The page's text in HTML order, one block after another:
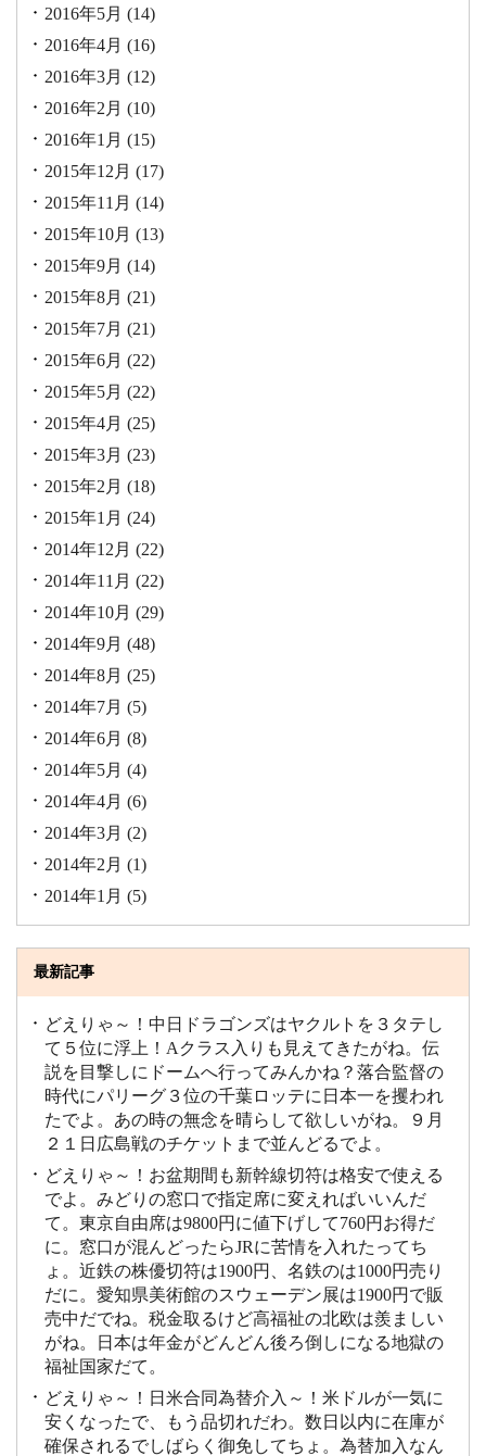
2016年5月 (14)
2016年4月 (16)
2016年3月 (12)
2016年2月 (10)
2016年1月 (15)
2015年12月 (17)
2015年11月 (14)
2015年10月 (13)
2015年9月 (14)
2015年8月 (21)
2015年7月 (21)
2015年6月 (22)
2015年5月 (22)
2015年4月 (25)
2015年3月 (23)
2015年2月 (18)
2015年1月 (24)
2014年12月 (22)
2014年11月 (22)
2014年10月 (29)
2014年9月 (48)
2014年8月 (25)
2014年7月 (5)
2014年6月 (8)
2014年5月 (4)
2014年4月 (6)
2014年3月 (2)
2014年2月 (1)
2014年1月 (5)
最新記事
どえりゃ～！中日ドラゴンズはヤクルトを３タテし
て５位に浮上！Aクラス入りも見えてきたがね。伝
説を目撃しにドームへ行ってみんかね？落合監督の
時代にパリーグ３位の千葉ロッテに日本一を攫われ
たでよ。あの時の無念を晴らして欲しいがね。９月
２１日広島戦のチケットまで並んどるでよ。
どえりゃ～！お盆期間も新幹線切符は格安で使える
でよ。みどりの窓口で指定席に変えればいいんだ
て。東京自由席は9800円に値下げして760円お得だ
に。窓口が混んどったらJRに苦情を入れたってち
ょ。近鉄の株優切符は1900円、名鉄のは1000円売り
だに。愛知県美術館のスウェーデン展は1900円で販
売中だでね。税金取るけど高福祉の北欧は羨ましい
がね。日本は年金がどんどん後ろ倒しになる地獄の
福祉国家だて。
どえりゃ～！日米合同為替介入～！米ドルが一気に
安くなったで、もう品切れだわ。数日以内に在庫が
確保されるでしばらく御免してちょ。為替加入なん